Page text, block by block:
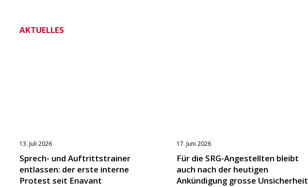
AKTUELLES
13. Juli 2026
Sprech- und Auftrittstrainer
entlassen: der erste interne
Protest seit Enavant
17. Juni 2026
Für die SRG-Angestellten bleibt
auch nach der heutigen
Ankündigung grosse Unsicherheit